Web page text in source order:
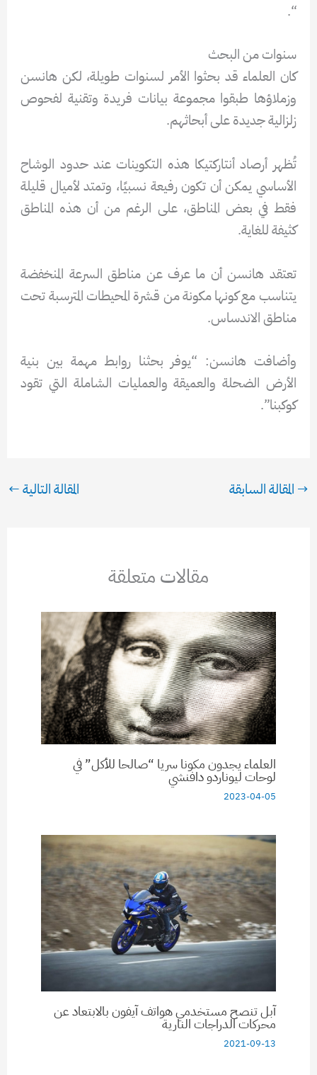
“.
سنوات من البحث
كان العلماء قد بحثوا الأمر لسنوات طويلة، لكن هانسن
وزملاؤها طبقوا مجموعة بيانات فريدة وتقنية لفحوص
زلزالية جديدة على أبحاثهم.
تُظهر أرصاد أنتاركتيكا هذه التكوينات عند حدود الوشاح
الأساسي يمكن أن تكون رفيعة نسبيًا، وتمتد لأميال قليلة
فقط في بعض المناطق، على الرغم من أن هذه المناطق
كثيفة للغاية.
تعتقد هانسن أن ما عرف عن مناطق السرعة المنخفضة
يتناسب مع كونها مكونة من قشرة المحيطات المترسبة تحت
مناطق الاندساس.
وأضافت هانسن: “يوفر بحثنا روابط مهمة بين بنية
الأرض الضحلة والعميقة والعمليات الشاملة التي تقود
كوكبنا”.
→ المقالة السابقة المقالة التالية←
مقالات متعلقة
العلماء يجدون مكونا سريا “صالحا للأكل” في
لوحات ليوناردو دافنشي
2023-04-05
آبل تنصح مستخدمي هواتف آيفون بالابتعاد عن
محركات الدراجات النارية
2021-09-13